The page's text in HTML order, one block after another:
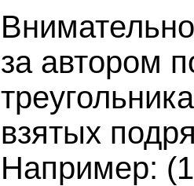
за автором
взятых
Например: